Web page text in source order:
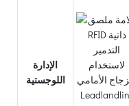
الإدارة
اللوجستية